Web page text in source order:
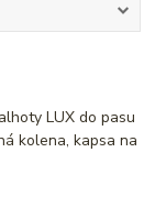
LUX do pasu
kolena, kapsa na